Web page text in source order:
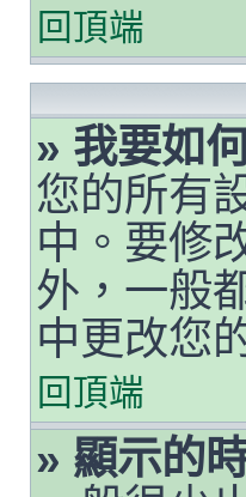
回頂端
» 我要如
您的所有
中。要修
外，一般
中更改您
回頂端
» 顯示的